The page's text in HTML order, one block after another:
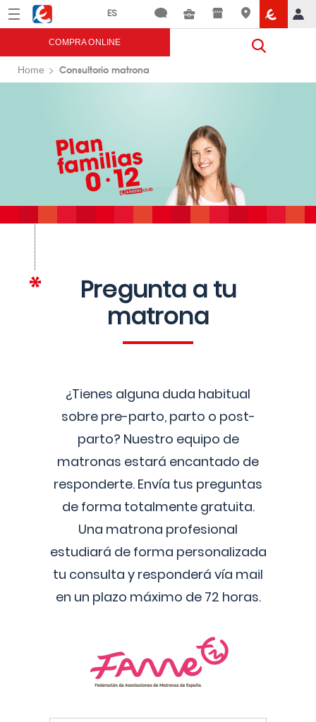
Menú Eroski
COMPRA ONLINE
Home Consultorio matrona
Pregunta a tu
matrona
¿Tienes alguna duda habitual
sobre pre-parto, parto o post-
parto? Nuestro equipo de
matronas estará encantado de
responderte. Envía tus preguntas
de forma totalmente gratuita.
Una matrona profesional
estudiará de forma personalizada
tu consulta y responderá vía mail
en un plazo máximo de 72 horas.